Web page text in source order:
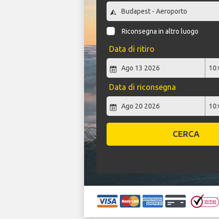
Riconsegna in altro luogo
Data di ritiro
Data di riconsegna
CERCA